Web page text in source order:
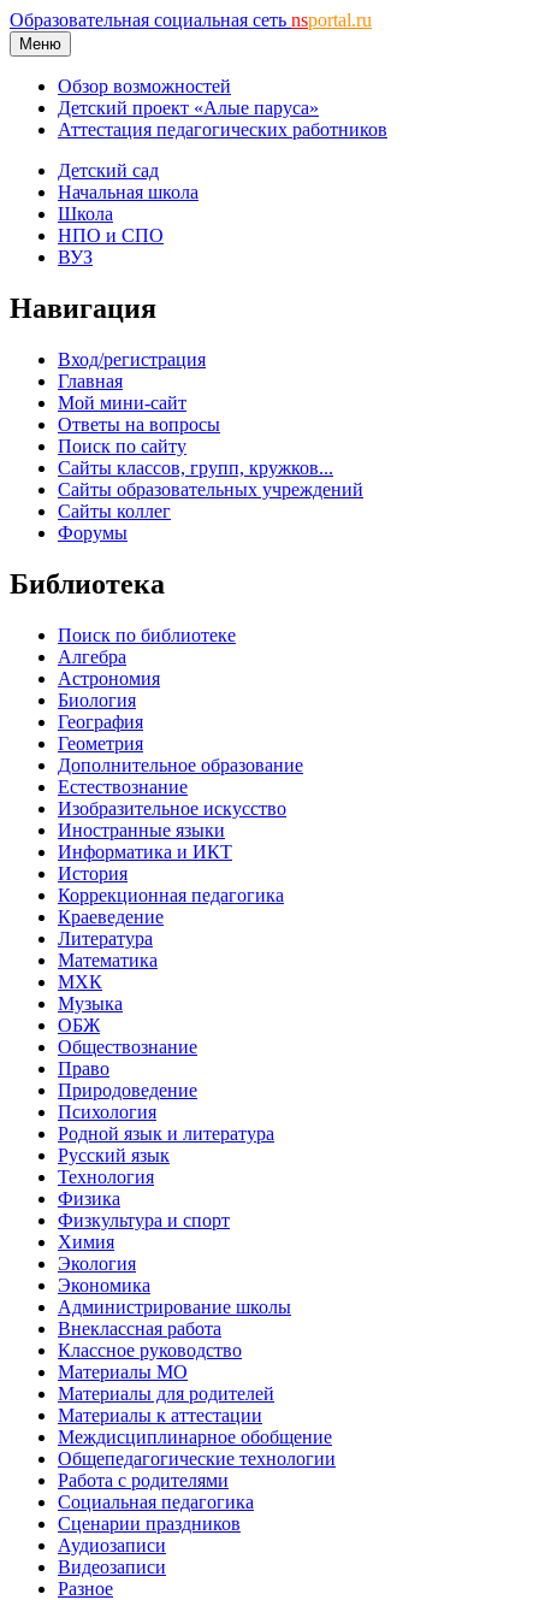
Образовательная социальная сеть nsportal.ru
Меню
Обзор возможностей
Детский проект «Алые паруса»
Аттестация педагогических работников
Детский сад
Начальная школа
Школа
НПО и СПО
ВУЗ
Навигация
Вход/регистрация
Главная
Мой мини-сайт
Ответы на вопросы
Поиск по сайту
Сайты классов, групп, кружков...
Сайты образовательных учреждений
Сайты коллег
Форумы
Библиотека
Поиск по библиотеке
Алгебра
Астрономия
Биология
География
Геометрия
Дополнительное образование
Естествознание
Изобразительное искусство
Иностранные языки
Информатика и ИКТ
История
Коррекционная педагогика
Краеведение
Литература
Математика
МХК
Музыка
ОБЖ
Обществознание
Право
Природоведение
Психология
Родной язык и литература
Русский язык
Технология
Физика
Физкультура и спорт
Химия
Экология
Экономика
Администрирование школы
Внеклассная работа
Классное руководство
Материалы МО
Материалы для родителей
Материалы к аттестации
Междисциплинарное обобщение
Общепедагогические технологии
Работа с родителями
Социальная педагогика
Сценарии праздников
Аудиозаписи
Видеозаписи
Разное